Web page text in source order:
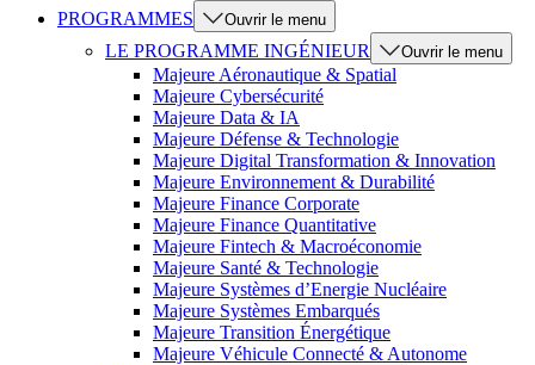
PROGRAMMES
Ouvrir le menu
LE PROGRAMME INGÉNIEUR Ouvrir le menu
Majeure Aéronautique & Spatial
Majeure Cybersécurité
Majeure Data & IA
Majeure Défense & Technologie
Majeure Digital Transformation & Innovation
Majeure Environnement & Durabilité
Majeure Finance Corporate
Majeure Finance Quantitative
Majeure Fintech & Macroéconomie
Majeure Santé & Technologie
Majeure Systèmes d’Energie Nucléaire
Majeure Systèmes Embarqués
Majeure Transition Énergétique
Majeure Véhicule Connecté & Autonome